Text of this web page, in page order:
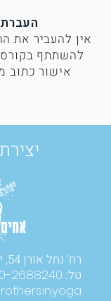
אין להעביר את
להשתתף
אישור כתוב
רח' נחל אורן 54, יובלים, ישראל
טל: 2688240